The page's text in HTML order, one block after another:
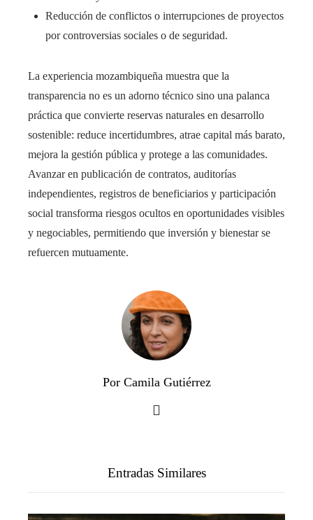
Reducción de conflictos o interrupciones de proyectos
por controversias sociales o de seguridad.
La experiencia mozambiqueña muestra que la
transparencia no es un adorno técnico sino una palanca
práctica que convierte reservas naturales en desarrollo
sostenible: reduce incertidumbres, atrae capital más barato,
mejora la gestión pública y protege a las comunidades.
Avanzar en publicación de contratos, auditorías
independientes, registros de beneficiarios y participación
social transforma riesgos ocultos en oportunidades visibles
y negociables, permitiendo que inversión y bienestar se
refuercen mutuamente.
Por Camila Gutiérrez
Entradas Similares